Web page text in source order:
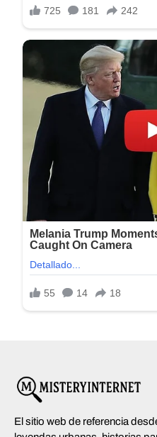
El sitio web de referencia